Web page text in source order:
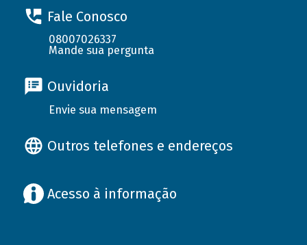
Fale Conosco
08007026337
Mande sua pergunta
Ouvidoria
Envie sua mensagem
Outros telefones e endereços
Acesso à informação